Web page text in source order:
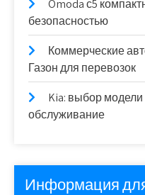
Omoda с5
безопасностью
Коммерческие
Газон для перевозок
Kia: выбор модели
обслуживание
Информация